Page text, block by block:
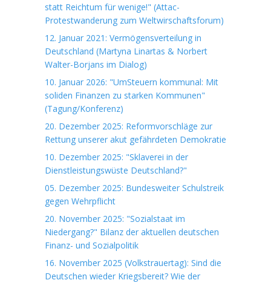
statt Reichtum für wenige!" (Attac-
Protestwanderung zum Weltwirschaftsforum)
12. Januar 2021: Vermögensverteilung in
Deutschland (Martyna Linartas & Norbert
Walter-Borjans im Dialog)
10. Januar 2026: "UmSteuern kommunal: Mit
soliden Finanzen zu starken Kommunen"
(Tagung/Konferenz)
20. Dezember 2025: Reformvorschläge zur
Rettung unserer akut gefährdeten Demokratie
10. Dezember 2025: "Sklaverei in der
Dienstleistungswüste Deutschland?"
05. Dezember 2025: Bundesweiter Schulstreik
gegen Wehrpflicht
20. November 2025: "Sozialstaat im
Niedergang?" Bilanz der aktuellen deutschen
Finanz- und Sozialpolitik
16. November 2025 (Volkstrauertag): Sind die
Deutschen wieder Kriegsbereit? Wie der